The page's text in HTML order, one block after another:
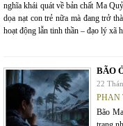
nghĩa khái quát về bản chất Ma
dọa nạt con trẻ nữa mà đang trở
hoạt động lẫn tinh thần – đạo lý xã
BÃO
22
PHAN
Bão